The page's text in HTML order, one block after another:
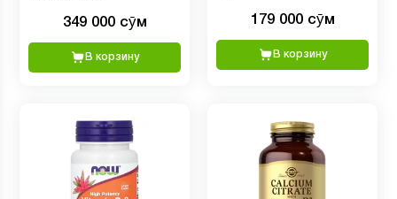
349 000 сӯм
В корзину
костей и сердца Формула
без ГМО 10 000 МЕ
витамина D3 и 60 мкг
179 000 сӯм
В корзину